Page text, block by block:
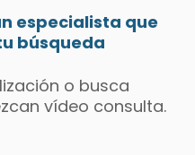
especialista que
búsqueda
o busca
vídeo consulta.